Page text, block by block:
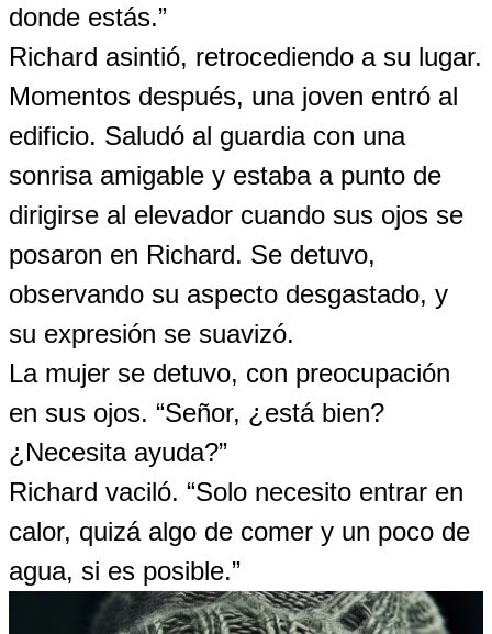
donde estás.”
Richard asintió, retrocediendo a su lugar.
Momentos después, una joven entró al
edificio. Saludó al guardia con una
sonrisa amigable y estaba a punto de
dirigirse al elevador cuando sus ojos se
posaron en Richard. Se detuvo,
observando su aspecto desgastado, y
su expresión se suavizó.
La mujer se detuvo, con preocupación
en sus ojos. “Señor, ¿está bien?
¿Necesita ayuda?”
Richard vaciló. “Solo necesito entrar en
calor, quizá algo de comer y un poco de
agua, si es posible.”